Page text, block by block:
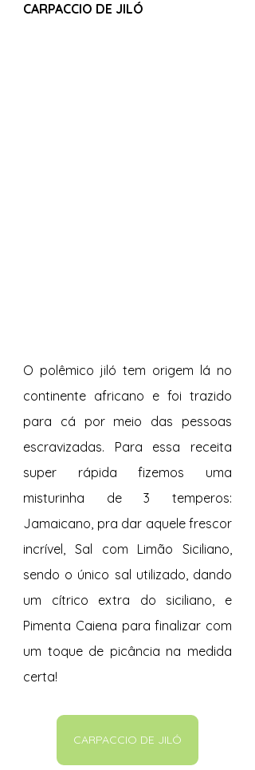
CARPACCIO DE JILÓ
O polêmico jiló tem origem lá no
continente africano e foi trazido
para cá por meio das pessoas
escravizadas. Para essa receita
super rápida fizemos uma
misturinha de 3 temperos:
Jamaicano, pra dar aquele frescor
incrível, Sal com Limão Siciliano,
sendo o único sal utilizado, dando
um cítrico extra do siciliano, e
Pimenta Caiena para finalizar com
um toque de picância na medida
certa!
CARPACCIO DE JILÓ